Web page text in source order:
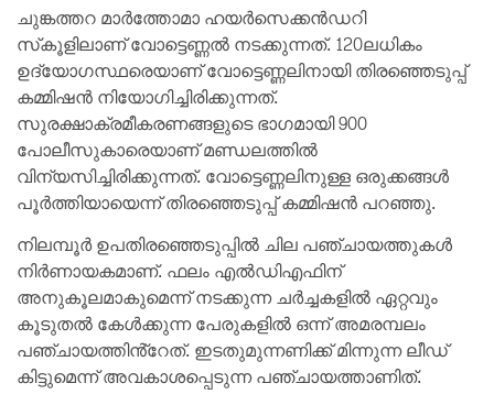
ചുങ്കത്തറ മാർത്തോമാ ഹയർസെക്കൻഡറി
സ്‌കൂളിലാണ് വോട്ടെണ്ണൽ നടക്കുന്നത്. 120ലധികം
ഉദ്യോഗസ്ഥരെയാണ് വോട്ടെണ്ണലിനായി തിരഞ്ഞെടുപ്പ്
കമ്മിഷൻ നിയോഗിച്ചിരിക്കുന്നത്.
സുരക്ഷാക്രമീകരണങ്ങളുടെ ഭാഗമായി 900
പോലീസുകാരെയാണ് മണ്ഡലത്തിൽ
വിന്യസിച്ചിരിക്കുന്നത്. വോട്ടെണ്ണലിനുള്ള ഒരുക്കങ്ങൾ
പൂർത്തിയായെന്ന് തിരഞ്ഞെടുപ്പ് കമ്മിഷൻ പറഞ്ഞു.
നിലമ്പൂർ ഉപതിരഞ്ഞെടുപ്പിൽ ചില പഞ്ചായത്തുകൾ
നിർണായകമാണ്. ഫലം എൽഡിഎഫിന്
അനുകൂലമാകുമെന്ന് നടക്കുന്ന ചർച്ചകളിൽ ഏറ്റവും
കൂടുതൽ കേൾക്കുന്ന പേരുകളിൽ ഒന്ന് അമരമ്പലം
പഞ്ചായത്തിൻ്റേത്. ഇടതുമുന്നണിക്ക് മിന്നുന്ന ലീഡ്
കിട്ടുമെന്ന് അവകാശപ്പെടുന്ന പഞ്ചായത്താണിത്.